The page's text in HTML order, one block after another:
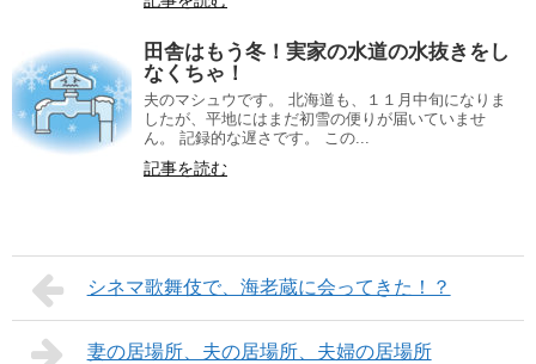
田舎はもう冬！実家の水道の水抜きをし
なくちゃ！
夫のマシュウです。 北海道も、１１月中旬になりま
したが、平地にはまだ初雪の便りが届いていませ
ん。 記録的な遅さです。 この...
記事を読む
シネマ歌舞伎で、海老蔵に会ってきた！？
妻の居場所、夫の居場所、夫婦の居場所